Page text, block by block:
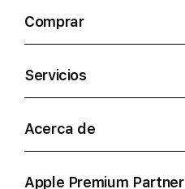
Comprar
Servicios
Acerca de
Apple Premium Partner